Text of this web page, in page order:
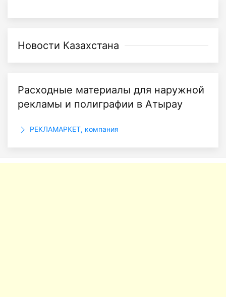
Новости Казахстана
Расходные материалы для наружной
рекламы и полиграфии в Атырау
РЕКЛАМАРКЕТ, компания